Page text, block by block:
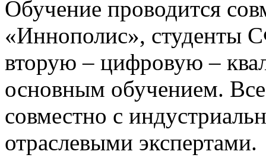
Обучение проводится
«Иннополис», студенты
вторую – цифровую –
основным обучением.
совместно с
отраслевыми экспертами.